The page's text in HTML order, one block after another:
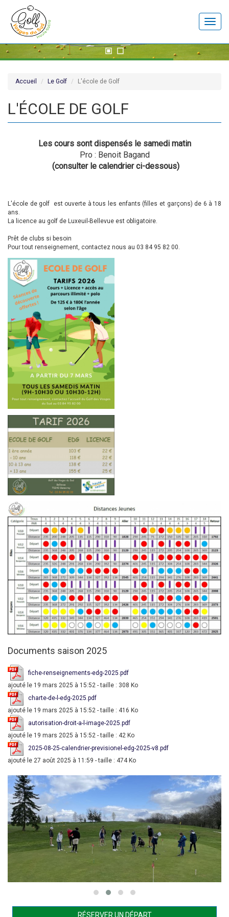
Toggle
Accueil Le Golf L'école de Golf
L'ÉCOLE DE GOLF
Les cours sont dispensés le samedi matin
Pro : Benoit Bagand
(consulter le calendrier ci-dessous)
L'école de golf est ouverte à tous les enfants (filles et garçons) de 6 à 18
ans.
La licence au golf de Luxeuil-Bellevue est obligatoire.
Prêt de clubs si besoin
Pour tout renseignement, contactez nous au 03 84 95 82 00.
Documents saison 2025
fiche-renseignements-edg-2025.pdf
ajouté le 19 mars 2025 à 15:52 - taille : 308 Ko
charte-de-l-edg-2025.pdf
ajouté le 19 mars 2025 à 15:52 - taille : 416 Ko
autorisation-droit-a-l-image-2025.pdf
ajouté le 19 mars 2025 à 15:52 - taille : 42 Ko
2025-08-25-calendrier-previsionel-edg-2025-v8.pdf
ajouté le 27 août 2025 à 11:59 - taille : 474 Ko
RÉSERVER UN DÉPART